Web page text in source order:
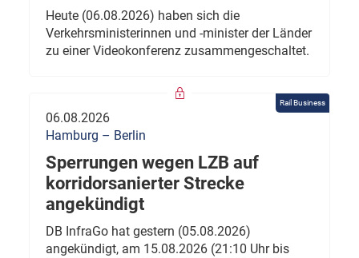
Heute (06.08.2026) haben sich die
Verkehrsministerinnen und -minister der Länder
zu einer Videokonferenz zusammengeschaltet.
Rail Business
06.08.2026
Hamburg – Berlin
Sperrungen wegen LZB auf
korridorsanierter Strecke
angekündigt
DB InfraGo hat gestern (05.08.2026)
angekündigt, am 15.08.2026 (21:10 Uhr bis